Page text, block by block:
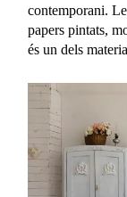
contemporani.
papers pintats,
és un dels